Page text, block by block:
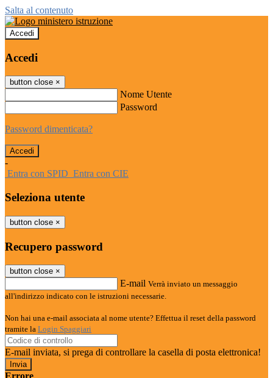
Salta al contenuto
Accedi
Accedi
button close ×
Nome Utente
Password
Password dimenticata?
-
Entra con SPID Entra con CIE
Seleziona utente
button close ×
Recupero password
button close ×
E-mail Verrà inviato un messaggio
all'indirizzo indicato con le istruzioni necessarie.
Non hai una e-mail associata al nome utente? Effettua il reset della password
tramite la Login Spaggiari
E-mail inviata, si prega di controllare la casella di posta elettronica!